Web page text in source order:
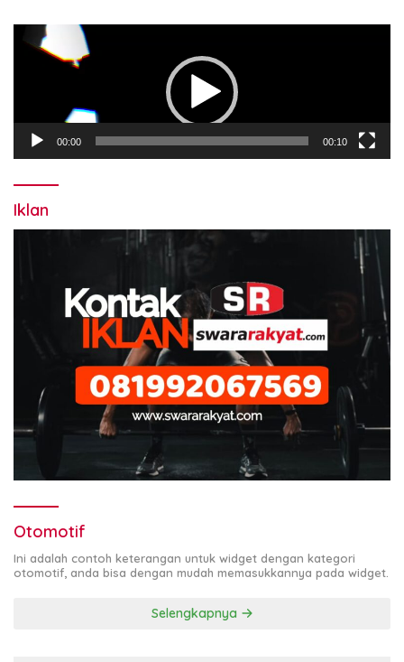
Pemutar
Video
00:00 00:10
Iklan
Otomotif
Ini adalah contoh keterangan untuk widget dengan kategori
otomotif, anda bisa dengan mudah memasukkannya pada widget.
Selengkapnya